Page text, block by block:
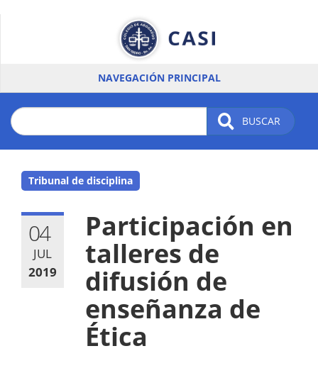
NAVEGACIÓN PRINCIPAL
BUSCAR
Tribunal de disciplina
04
JUL
2019
Participación en
talleres de
difusión de
enseñanza de
Ética